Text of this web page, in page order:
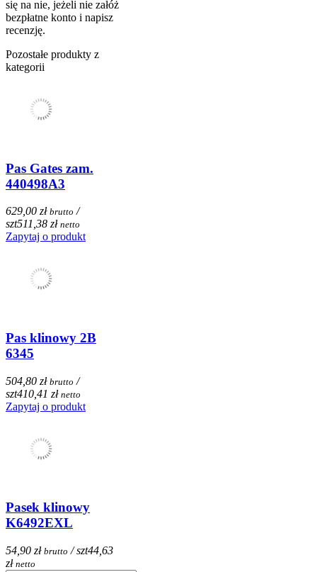
się na nie, jeżeli nie załóż
bezpłatne konto i napisz
recenzję.
Pozostałe produkty z
kategorii
Pas Gates zam.
440498A3
629,00 zł brutto /
szt511,38 zł netto
Zapytaj o produkt
Pas klinowy 2B
6345
504,80 zł brutto /
szt410,41 zł netto
Zapytaj o produkt
Pasek klinowy
K6492EXL
54,90 zł brutto / szt44,63
zł netto